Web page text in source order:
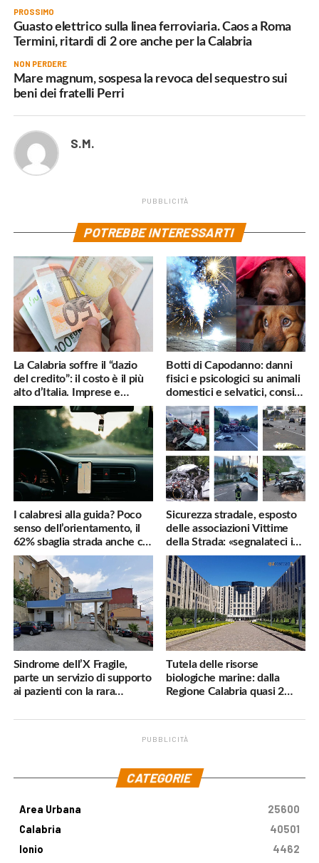
PROSSIMO
Guasto elettrico sulla linea ferroviaria. Caos a Roma
Termini, ritardi di 2 ore anche per la Calabria
NON PERDERE
Mare magnum, sospesa la revoca del sequestro sui
beni dei fratelli Perri
S.M.
PUBBLICITÀ
POTREBBE INTERESSARTI
La Calabria soffre il “dazio
del credito”: il costo è il più
alto d’Italia. Imprese e
famiglie penalizzate
Botti di Capodanno: danni
fisici e psicologici su animali
domestici e selvatici, consigli
utili
I calabresi alla guida? Poco
senso dell’orientamento, il
62% sbaglia strada anche col
navigatore
Sicurezza stradale, esposto
delle associazioni Vittime
della Strada: «segnalateci i
pericoli, interverremo
subito»
Sindrome dell’X Fragile,
parte un servizio di supporto
ai pazienti con la rara
Tutela delle risorse
biologiche marine: dalla
Regione Calabria quasi 2
PUBBLICITÀ
CATEGORIE
Area Urbana
25600
Calabria
40501
Ionio
4462